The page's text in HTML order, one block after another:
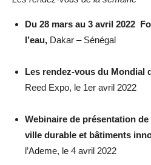
Du 28 mars au 3 avril 2022
l’eau, Dakar – Sénégal
Les rendez-vous du Mondial
Reed Expo, le 1er avril 2022
Webinaire de présentation
ville durable et bâtiments
l’Ademe, le 4 avril 2022